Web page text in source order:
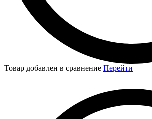
Товар добавлен в сравнение Перейти